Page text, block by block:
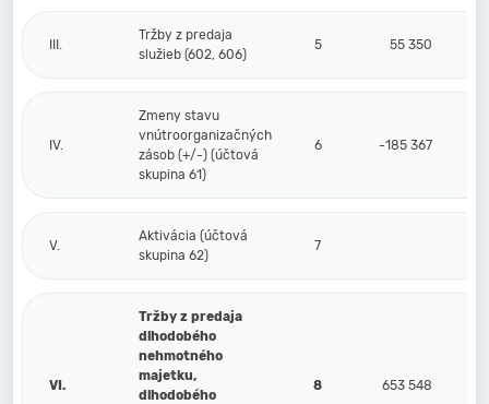
III.
Tržby z predaja
služieb (602, 606)
5 55 350
IV.
Zmeny stavu
vnútroorganizačných
zásob (+/-) (účtová
skupina 61)
6 -185 367
V.
Aktivácia (účtová
skupina 62)
7
VI.
Tržby z predaja
dlhodobého
nehmotného
majetku,
dlhodobého
8 653 548